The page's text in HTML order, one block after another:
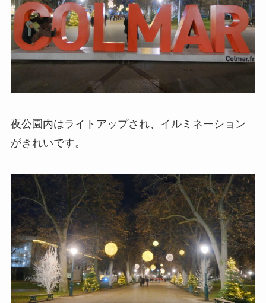
夜公園内はライトアップされ、イルミネーション
がきれいです。